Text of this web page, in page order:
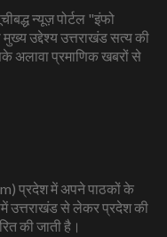
न्यूज़ पोर्टल "इंफो
उद्देश्य उत्तराखंड सत्य की
अलावा प्रमाणिक खबरों से
प्रदेश में अपने पाठकों के
उत्तराखंड से लेकर प्रदेश की
की जाती है।